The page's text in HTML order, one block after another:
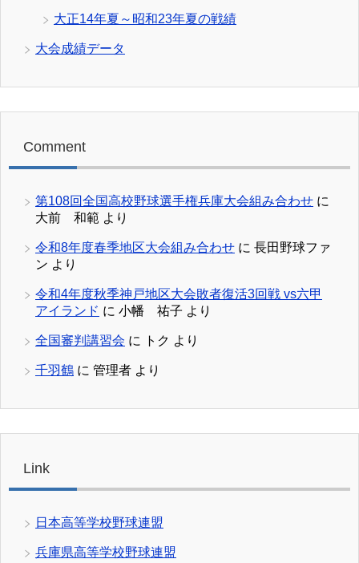
大正14年夏～昭和23年夏の戦績
大会成績データ
Comment
第108回全国高校野球選手権兵庫大会組み合わせ に
大前 和範 より
令和8年度春季地区大会組み合わせ に 長田野球ファ
ン より
令和4年度秋季神戸地区大会敗者復活3回戦 vs六甲
アイランド に 小幡 祐子 より
全国審判講習会 に トク より
千羽鶴 に 管理者 より
Link
日本高等学校野球連盟
兵庫県高等学校野球連盟